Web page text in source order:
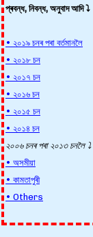
প্ৰবন্ধ, নিবন্ধ, অনুবাদ আদি ⤵️
• ২০১৯ চনৰ পৰা বৰ্তমানলৈ
• ২০১৮ চন
• ২০১৭ চন
• ২০১৬ চন
• ২০১৫ চন
• ২০১৪ চন
২০০৬ চনৰ পৰা ২০১৩ চনলৈ ⤵️
• অসমীয়া
• কামতাপুৰী
• Others